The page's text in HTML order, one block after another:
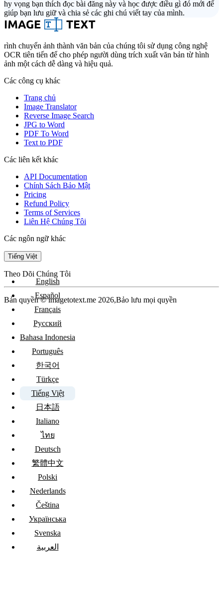
hy vọng bạn thích đọc bài đăng này và học được điều gì đó mới để
giúp bạn lưu giữ và chia sẻ các ghi chú viết tay của mình.
rình chuyển ảnh thành văn bản của chúng tôi sử dụng công nghệ
OCR tiên tiến để cho phép người dùng trích xuất văn bản từ hình
ảnh một cách dễ dàng và hiệu quả.
Các công cụ khác
Trang chủ
Image Translator
Reverse Image Search
JPG to Word
PDF To Word
Text to PDF
Các liên kết khác
API Documentation
Chính Sách Bảo Mật
Pricing
Refund Policy
Terms of Services
Liên Hệ Chúng Tôi
Các ngôn ngữ khác
Tiếng Việt
English
Español
Français
Русский
Bahasa Indonesia
Português
한국어
Türkçe
Tiếng Việt
日本語
Italiano
ไทย
Deutsch
繁體中文
Polski
Nederlands
Čeština
Українська
Svenska
العربية
Theo Dõi Chúng Tôi
Bản quyền © imagetotext.me 2026,Bảo lưu mọi quyền